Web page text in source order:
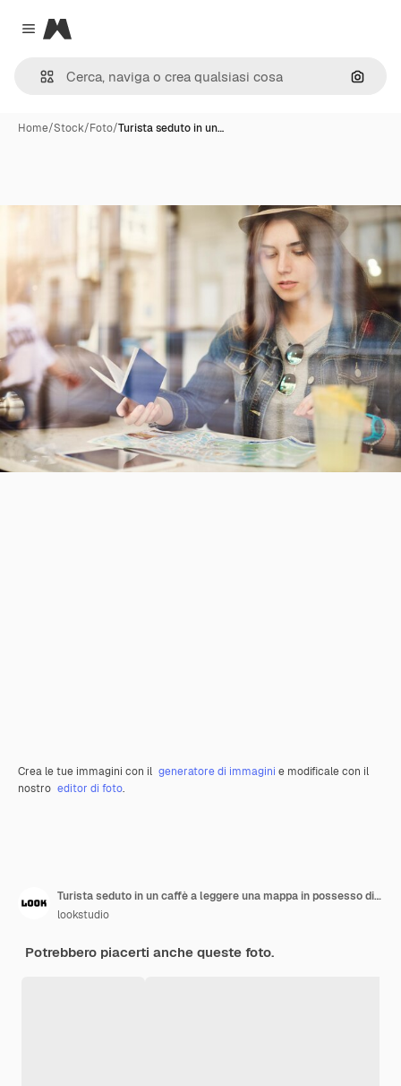
Close menu
Magnific
Cerca
Home/Stock/Foto/Turista seduto in un…
Crea le tue immagini con il generatore di immagini e modificale con il
nostro editor di foto.
Turista seduto in un caffè a leggere una mappa in possesso di passaporto bevendo limonata in una città frenetica Girato attraverso il vetro
lookstudio
Potrebbero piacerti anche queste foto.